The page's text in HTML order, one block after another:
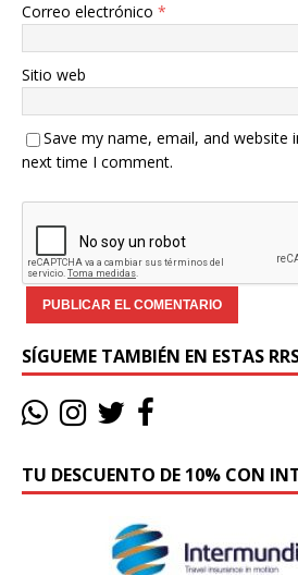
Correo electrónico *
Sitio web
Save my name, email, and website
next time I comment.
SÍGUEME TAMBIÉN EN ESTAS
TU DESCUENTO DE 10% CON